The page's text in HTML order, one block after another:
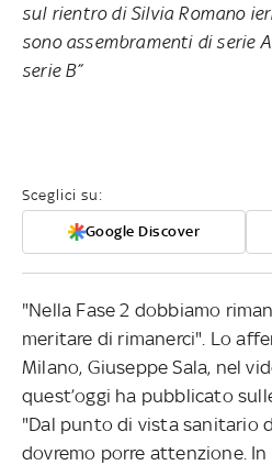
sul rientro di Silvia Romano
sono assembramenti di serie
serie B”
Sceglici su:
Google Discover
"Nella Fase 2 dobbiamo
meritare di rimanerci". Lo
Milano, Giuseppe Sala, nel
quest’oggi ha pubblicato
"Dal punto di vista sanitario
dovremo porre attenzione.